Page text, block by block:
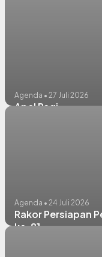
Agenda • 27 Juli 2026
Apel Pagi
Agenda • 24 Juli 2026
Rakor Persiapan
ke-81